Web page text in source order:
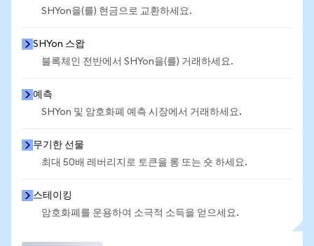
SHYon을(를) 현금으로 교환하세요.
SHYon 스왑
블록체인 전반에서 SHYon을(를) 거래하세요.
예측
SHYon 및 암호화폐 예측 시장에서 거래하세요.
무기한 선물
최대 50배 레버리지로 토큰을 롱 또는 숏 하세요.
스테이킹
암호화폐를 운용하여 소극적 소득을 얻으세요.